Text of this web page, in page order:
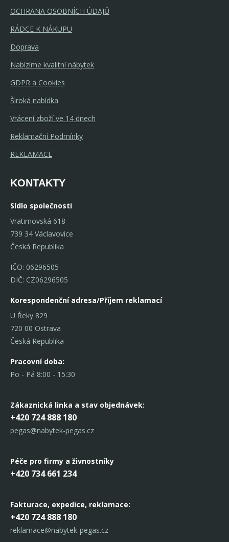
OCHRANA OSOBNÍCH ÚDAJŮ
RÁDCE K NÁKUPU
Doprava
Nabízíme kvalitní nábytek
GDPR a Cookies
Široká nabídka
Vrácení zboží ve 14 dnech
Reklamační Podmínky
REKLAMACE
KONTAKTY
Sídlo společnosti
Vratimovská 618
739 34 Václavovice
Česká Republika
IČO: 06296505
DIČ: CZ06296505
Korespondenční adresa/Příjem reklamací
U Řeky 829
720 00 Ostrava
Česká Republika
Pracovní doba:
Po - Pá 8:00 - 15:30
Zákaznická linka a stav objednávek:
+420 724 888 180
pegas@nabytek-pegas.cz
Péče pro firmy a živnostníky
+420 734 661 234
Fakturace, expedice, reklamace:
+420 724 888 180
reklamace@nabytek-pegas.cz